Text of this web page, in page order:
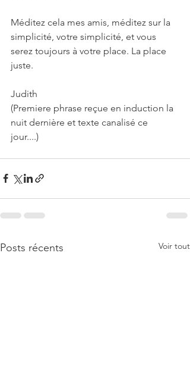
Méditez cela mes amis, méditez sur la
simplicité, votre simplicité, et vous
serez toujours à votre place. La place
juste.
Judith
(Premiere phrase reçue en induction la
nuit dernière et texte canalisé ce
jour....)
Posts récents Voir tout